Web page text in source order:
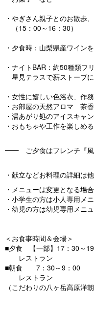
・やぎさん親子とのお散歩
（15：00～16：30）
・夕食時：山梨県産ワイン
・ナイトBAR：約50種類フ
星見テラスで薪ストーブ
・女性に嬉しい色浴衣、作
・お部屋の天然アロマ 茶
・湯あがり処のアイスキャ
・おもちゃや工作を楽し
━━ ご夕食はフレンチ『
・献立などお料理の詳細は
・メニューは変更となる場
・小学生の方は小人専用メ
・幼児の方は幼児専用メニ
＜お食事時間＆会場＞
■夕食 【一部】17：30～
レストラン
■朝食 7：30～9：00
レストラン
（こだわりの八ヶ岳高原洋